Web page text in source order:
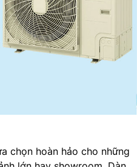
chọn hoàn hảo cho những